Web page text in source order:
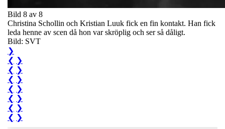
Bild 8 av 8
Christina Schollin och Kristian Luuk fick en fin kontakt. Han fick
leda henne av scen då hon var skröplig och ser så dåligt.
Bild: SVT
❯
❮ ❯
❮ ❯
❮ ❯
❮ ❯
❮ ❯
❮ ❯
❮ ❯